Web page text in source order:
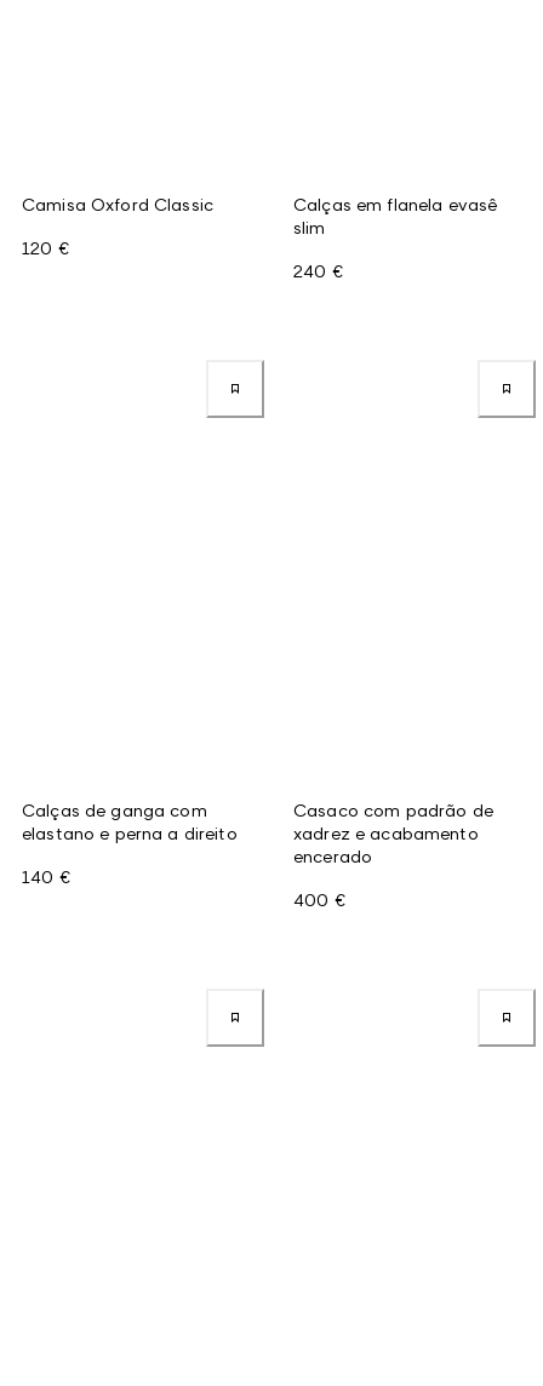
Camisa Oxford Classic
120 €
Calças em flanela evasê
slim
240 €
Calças de ganga com
elastano e perna a direito
140 €
Casaco com padrão de
xadrez e acabamento
encerado
400 €